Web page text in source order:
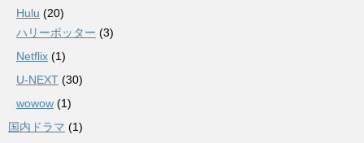
Hulu (20)
ハリーポッター (3)
Netflix (1)
U-NEXT (30)
wowow (1)
国内ドラマ (1)